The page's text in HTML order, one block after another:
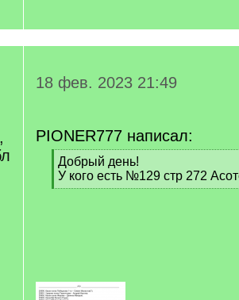
18 фев. 2023 21:49
PIONER777 написал:
[
q
]
Добрый день!
У кого есть №129 стр 272
[